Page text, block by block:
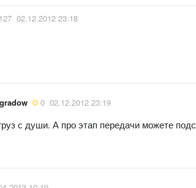
127 02.12.2012 23:18
0 02.12.2012 23:19
с души. А про этап передачи можете